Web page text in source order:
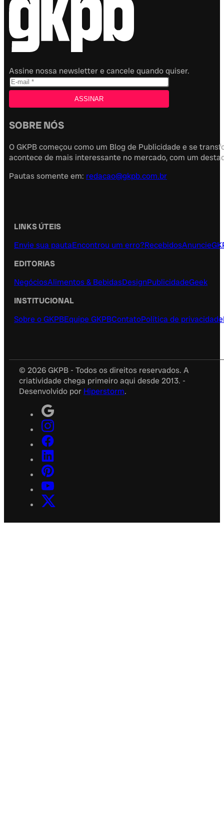
Assine nossa newsletter e cancele quando quiser.
SOBRE NÓS
O GKPB começou como um Blog de Publicidade e se
acontece de mais interessante no mercado, com um
Pautas somente em: redacao@gkpb.com.br
LINKS ÚTEIS
Envie sua pautaEncontrou um erro?RecebidosAnuncie
EDITORIAS
NegóciosAlimentos & BebidasDesignPublicidadeGeek
INSTITUCIONAL
Sobre o GKPBEquipe GKPBContatoPolítica de privacidade
© 2026 GKPB - Todos os direitos reservados. A
criatividade chega primeiro aqui desde 2013. -
Desenvolvido por Hiperstorm.